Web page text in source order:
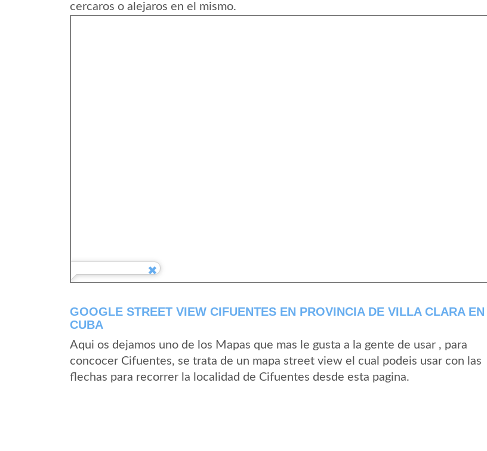
cercaros o alejaros en el mismo.
GOOGLE STREET VIEW CIFUENTES EN PROVINCIA DE VILLA CLARA EN
CUBA
Aqui os dejamos uno de los Mapas que mas le gusta a la gente de usar , para
concocer Cifuentes, se trata de un mapa street view el cual podeis usar con las
flechas para recorrer la localidad de Cifuentes desde esta pagina.